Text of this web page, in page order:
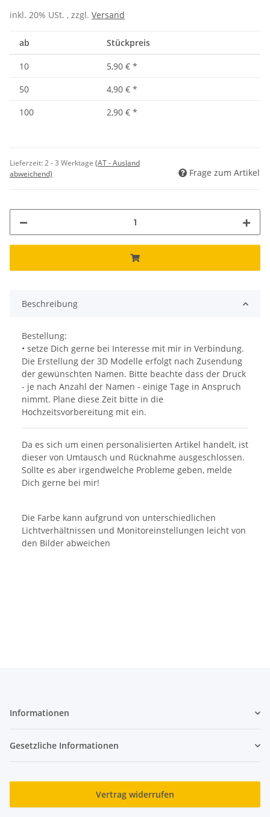
inkl. 20% USt. , zzgl. Versand
ab Stückpreis
10 5,90 € *
50
4,90 € *
100
2,90 € *
Lieferzeit:2 - 3 Werktage (AT - Ausland
abweichend)
Frage zum Artikel
Beschreibung
Bestellung:
• setze Dich gerne bei Interesse mit mir in Verbindung.
Die Erstellung der 3D Modelle erfolgt nach Zusendung
der gewünschten Namen. Bitte beachte dass der Druck
- je nach Anzahl der Namen - einige Tage in Anspruch
nimmt. Plane diese Zeit bitte in die
Hochzeitsvorbereitung mit ein.
Da es sich um einen personalisierten Artikel handelt, ist
dieser von Umtausch und Rücknahme ausgeschlossen.
Sollte es aber irgendwelche Probleme geben, melde
Dich gerne bei mir!
Die Farbe kann aufgrund von unterschiedlichen
Lichtverhältnissen und Monitoreinstellungen leicht von
den Bilder abweichen
Informationen
Gesetzliche Informationen
Vertrag widerrufen